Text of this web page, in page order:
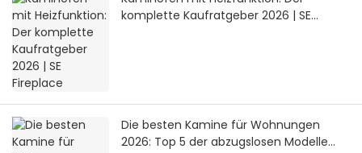
komplette Kaufratgeber 2026 | SE
Die besten Kamine für Wohnungen
2026: Top 5 der abzugslosen Modelle